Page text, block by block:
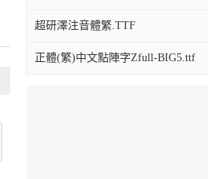
超研澤注音體繁.TTF
正體(繁)中文點陣字Zfull-BIG5.ttf